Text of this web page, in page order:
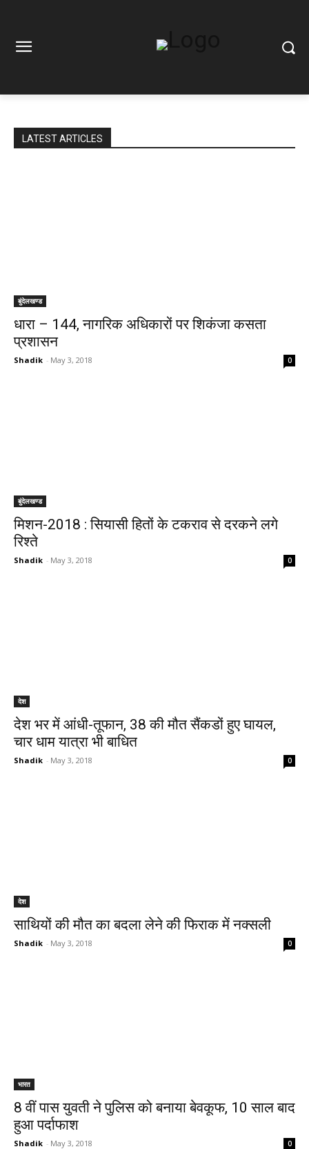
LATEST ARTICLES
बुंदेलखण्ड
धारा – 144, नागरिक अधिकारों पर शिकंजा कसता
प्रशासन
Shadik - May 3, 2018 0
बुंदेलखण्ड
मिशन-2018 : सियासी हितों के टकराव से दरकने लगे
रिश्ते
Shadik - May 3, 2018 0
देश
देश भर में आंधी-तूफान, 38 की मौत सैंकडों हुए घायल,
चार धाम यात्रा भी बाधित
Shadik - May 3, 2018 0
देश
साथियों की मौत का बदला लेने की फिराक में नक्सली
Shadik - May 3, 2018 0
भारत
8 वीं पास युवती ने पुलिस को बनाया बेवकूफ, 10 साल बाद
हुआ पर्दाफाश
Shadik - May 3, 2018 0